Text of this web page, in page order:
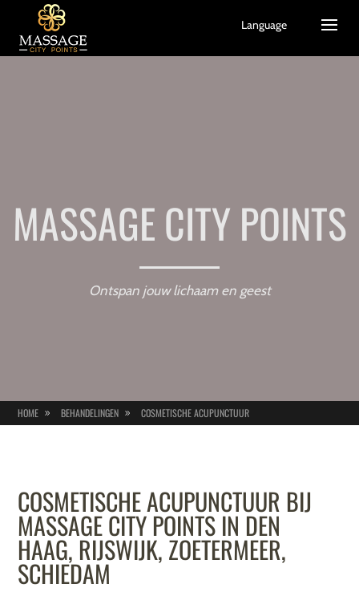
MASSAGE CITY POINTS
Ontspan jouw lichaam en geest
HOME BEHANDELINGEN COSMETISCHE ACUPUNCTUUR
COSMETISCHE ACUPUNCTUUR BIJ
MASSAGE CITY POINTS IN DEN
HAAG, RIJSWIJK, ZOETERMEER,
SCHIEDAM
Language